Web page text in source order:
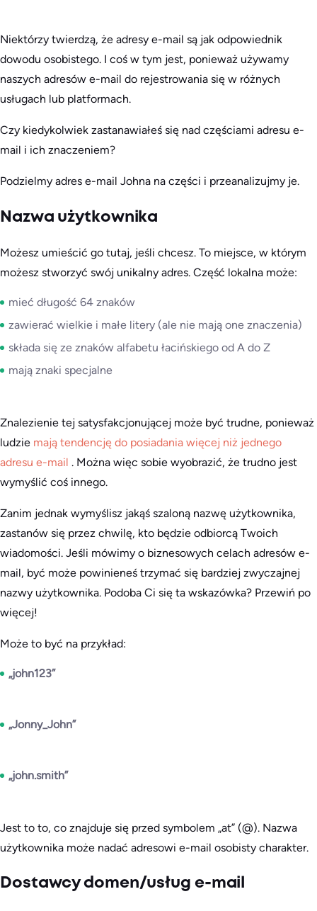
Niektórzy twierdzą, że adresy e-mail są jak odpowiednik
dowodu osobistego. I coś w tym jest, ponieważ używamy
naszych adresów e-mail do rejestrowania się w różnych
usługach lub platformach.
Czy kiedykolwiek zastanawiałeś się nad częściami adresu e-
mail i ich znaczeniem?
Podzielmy adres e-mail Johna na części i przeanalizujmy je.
Nazwa użytkownika
Możesz umieścić go tutaj, jeśli chcesz. To miejsce, w którym
możesz stworzyć swój unikalny adres. Część lokalna może:
mieć długość 64 znaków
zawierać wielkie i małe litery (ale nie mają one znaczenia)
składa się ze znaków alfabetu łacińskiego od A do Z
mają znaki specjalne
Znalezienie tej satysfakcjonującej może być trudne, ponieważ
ludzie mają tendencję do posiadania więcej niż jednego
adresu e-mail . Można więc sobie wyobrazić, że trudno jest
wymyślić coś innego.
Zanim jednak wymyślisz jakąś szaloną nazwę użytkownika,
zastanów się przez chwilę, kto będzie odbiorcą Twoich
wiadomości. Jeśli mówimy o biznesowych celach adresów e-
mail, być może powinieneś trzymać się bardziej zwyczajnej
nazwy użytkownika. Podoba Ci się ta wskazówka? Przewiń po
więcej!
Może to być na przykład:
„john123”
„Jonny_John”
„john.smith”
Jest to to, co znajduje się przed symbolem „at” (@). Nazwa
użytkownika może nadać adresowi e-mail osobisty charakter.
Dostawcy domen/usług e-mail